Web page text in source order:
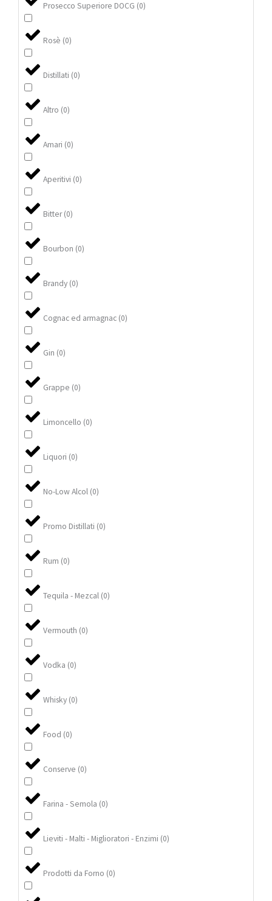
Prosecco Superiore DOCG (0)
Rosè (0)
Distillati (0)
Altro (0)
Amari (0)
Aperitivi (0)
Bitter (0)
Bourbon (0)
Brandy (0)
Cognac ed armagnac (0)
Gin (0)
Grappe (0)
Limoncello (0)
Liquori (0)
No-Low Alcol (0)
Promo Distillati (0)
Rum (0)
Tequila - Mezcal (0)
Vermouth (0)
Vodka (0)
Whisky (0)
Food (0)
Conserve (0)
Farina - Semola (0)
Lieviti - Malti - Miglioratori - Enzimi (0)
Prodotti da Forno (0)